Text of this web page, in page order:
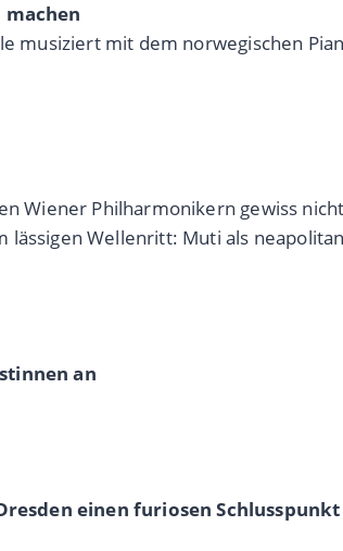
machen
musiziert mit dem norwegischen
Wiener Philharmonikern gewiss
Wellenritt: Muti als
an
einen furiosen Schlusspunkt